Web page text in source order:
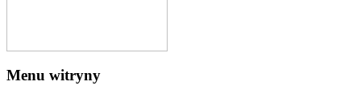
Menu witryny